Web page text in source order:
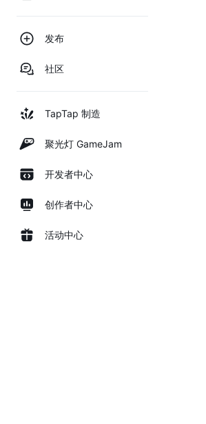
发布
社区
TapTap 制造
聚光灯 GameJam
开发者中心
创作者中心
活动中心